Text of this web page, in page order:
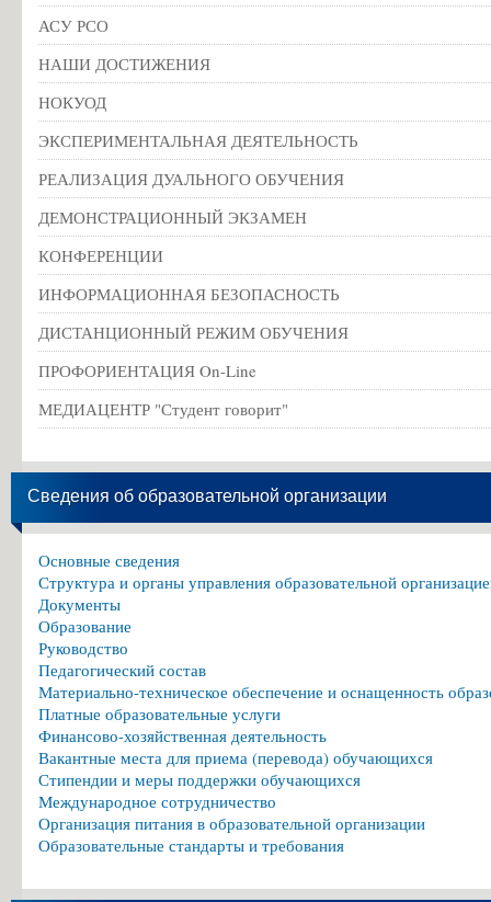
АСУ РСО
НАШИ ДОСТИЖЕНИЯ
НОКУОД
ЭКСПЕРИМЕНТАЛЬНАЯ ДЕЯТЕЛЬНОСТЬ
РЕАЛИЗАЦИЯ ДУАЛЬНОГО ОБУЧЕНИЯ
ДЕМОНСТРАЦИОННЫЙ ЭКЗАМЕН
КОНФЕРЕНЦИИ
ИНФОРМАЦИОННАЯ БЕЗОПАСНОСТЬ
ДИСТАНЦИОННЫЙ РЕЖИМ ОБУЧЕНИЯ
ПРОФОРИЕНТАЦИЯ On-Line
МЕДИАЦЕНТР "Студент говорит"
Сведения об образовательной организации
Основные сведения
Структура и органы управления образовательной
Документы
Образование
Руководство
Педагогический состав
Материально-техническое обеспечение и оснащенность
Платные образовательные услуги
Финансово-хозяйственная деятельность
Вакантные места для приема (перевода) обучающихся
Стипендии и меры поддержки обучающихся
Международное сотрудничество
Организация питания в образовательной организации
Образовательные стандарты и требования